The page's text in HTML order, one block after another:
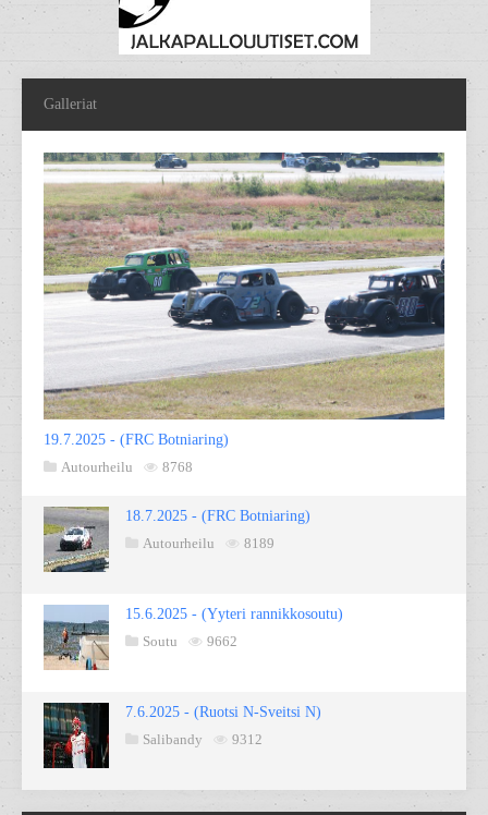
Galleriat
19.7.2025 - (FRC Botniaring)
Autourheilu
8768
18.7.2025 - (FRC Botniaring)
Autourheilu
8189
15.6.2025 - (Yyteri rannikkosoutu)
Soutu
9662
7.6.2025 - (Ruotsi N-Sveitsi N)
Salibandy
9312